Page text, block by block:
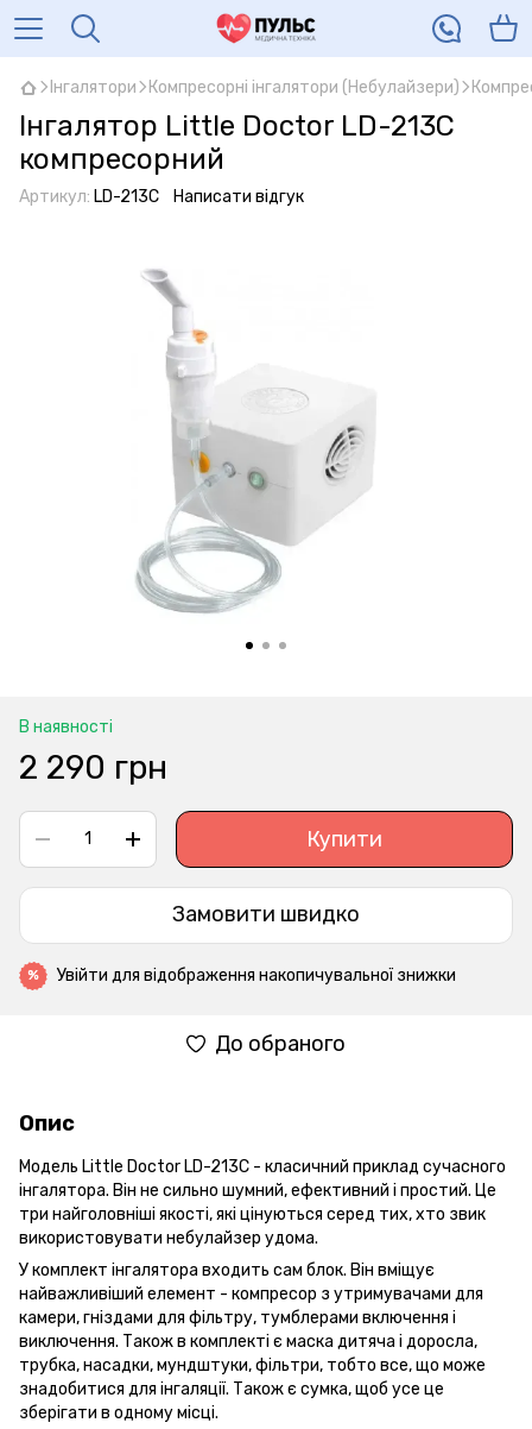
Інгалятори Компресорні інгалятори (Небулайзери)
Інгалятор Little Doctor LD-213C
компресорний
Артикул: LD-213C Написати відгук
В наявності
2 290 грн
Купити
Замовити швидко
% Увійти для відображення накопичувальної знижки
До обраного
Опис
Модель Little Doctor LD-213C - класичний приклад сучасного
інгалятора. Він не сильно шумний, ефективний і простий. Це
три найголовніші якості, які цінуються серед тих, хто звик
використовувати небулайзер удома.
У комплект інгалятора входить сам блок. Він вміщує
найважливіший елемент - компресор з утримувачами для
камери, гніздами для фільтру, тумблерами включення і
виключення. Також в комплекті є маска дитяча і доросла,
трубка, насадки, мундштуки, фільтри, тобто все, що може
знадобитися для інгаляції. Також є сумка, щоб усе це
зберігати в одному місці.